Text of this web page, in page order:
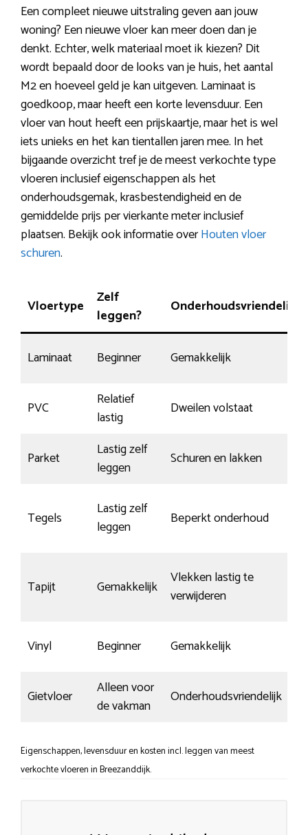
Een compleet nieuwe uitstraling geven aan jouw
woning? Een nieuwe vloer kan meer doen dan je
denkt. Echter, welk materiaal moet ik kiezen? Dit
wordt bepaald door de looks van je huis, het aantal
M2 en hoeveel geld je kan uitgeven. Laminaat is
goedkoop, maar heeft een korte levensduur. Een
vloer van hout heeft een prijskaartje, maar het is wel
iets unieks en het kan tientallen jaren mee. In het
bijgaande overzicht tref je de meest verkochte type
vloeren inclusief eigenschappen als het
onderhoudsgemak, krasbestendigheid en de
gemiddelde prijs per vierkante meter inclusief
plaatsen. Bekijk ook informatie overHouten vloer
schuren.
Vloertype
Zelf
leggen?
Onderhoudsvriendelijk
Laminaat Beginner Gemakkelijk
PVC
Relatief
lastig
Dweilen volstaat
Parket
Lastig zelf
leggen
Schuren en lakken
Tegels
Lastig zelf
leggen
Beperkt onderhoud
Tapijt Gemakkelijk
Vlekken lastig te
verwijderen
Vinyl Beginner Gemakkelijk
Gietvloer
Alleen voor
de vakman
Onderhoudsvriendelijk
Eigenschappen, levensduur en kosten incl. leggen van meest
verkochte vloeren in Breezanddijk.